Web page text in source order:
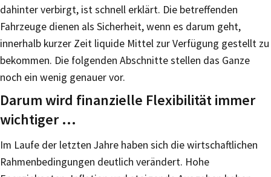
dahinter verbirgt, ist schnell erklärt. Die betreffenden
Fahrzeuge dienen als Sicherheit, wenn es darum geht,
innerhalb kurzer Zeit liquide Mittel zur Verfügung gestellt zu
bekommen. Die folgenden Abschnitte stellen das Ganze
noch ein wenig genauer vor.
Darum wird finanzielle Flexibilität immer
wichtiger …
Im Laufe der letzten Jahre haben sich die wirtschaftlichen
Rahmenbedingungen deutlich verändert. Hohe